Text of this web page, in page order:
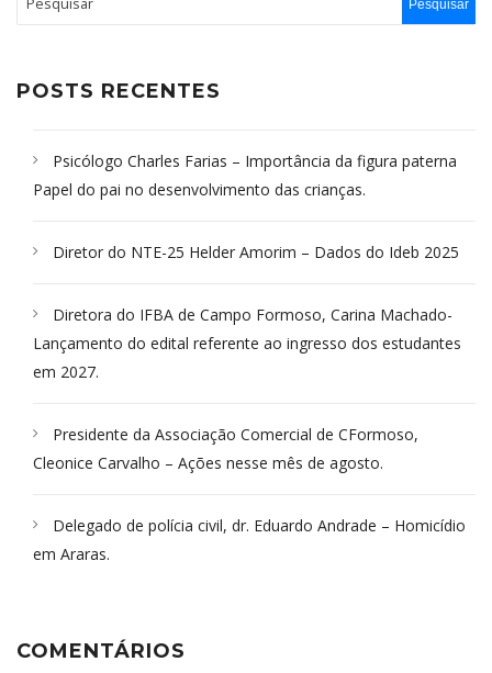
POSTS RECENTES
Psicólogo Charles Farias – Importância da figura paterna
Papel do pai no desenvolvimento das crianças.
Diretor do NTE-25 Helder Amorim – Dados do Ideb 2025
Diretora do IFBA de Campo Formoso, Carina Machado-
Lançamento do edital referente ao ingresso dos estudantes
em 2027.
Presidente da Associação Comercial de CFormoso,
Cleonice Carvalho – Ações nesse mês de agosto.
Delegado de polícia civil, dr. Eduardo Andrade – Homicídio
em Araras.
COMENTÁRIOS